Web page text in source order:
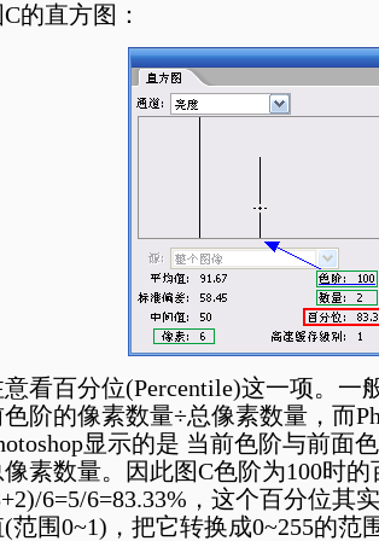
C的直方图：
看百分位(Percentile)这一项。一
阶的像素数量÷总像素数量，而
显示的是 当前色阶与前面
像素数量。因此图C色阶为100时
6=5/6=83.33%，这个百分位其
范围0~1)，把它转换成0~255的范